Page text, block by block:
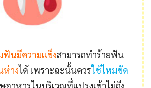
ฟันมีความแข็งสามารถทำร้ายฟัน
ห่างได้ เพราะฉะนั้นควรใช้ไหมขัด
อาหารในบริเวณที่แปรงเข้าไม่ถึง